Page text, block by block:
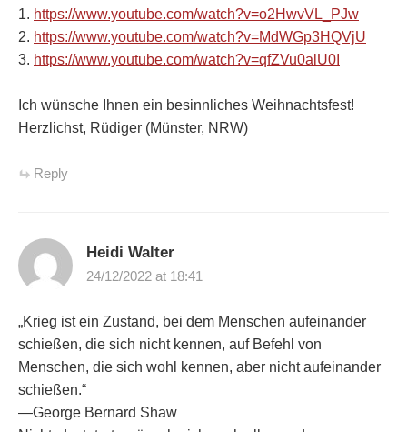
1. https://www.youtube.com/watch?v=o2HwvVL_PJw
2. https://www.youtube.com/watch?v=MdWGp3HQVjU
3. https://www.youtube.com/watch?v=qfZVu0alU0I
Ich wünsche Ihnen ein besinnliches Weihnachtsfest!
Herzlichst, Rüdiger (Münster, NRW)
Reply
Heidi Walter
24/12/2022 at 18:41
„Krieg ist ein Zustand, bei dem Menschen aufeinander
schießen, die sich nicht kennen, auf Befehl von
Menschen, die sich wohl kennen, aber nicht aufeinander
schießen.“
―George Bernard Shaw